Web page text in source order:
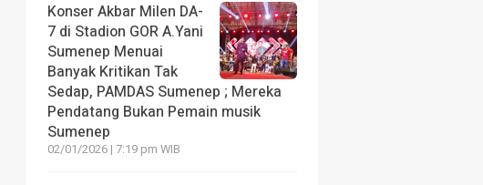
Konser Akbar Milen DA-
7 di Stadion GOR A.Yani
Sumenep Menuai
Banyak Kritikan Tak
Sedap, PAMDAS Sumenep ; Mereka
Pendatang Bukan Pemain musik
Sumenep
02/01/2026 | 7:19 pm WIB